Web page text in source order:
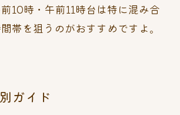
10時・午前11時台は特に混み合
帯を狙うのがおすすめですよ。
ガイド